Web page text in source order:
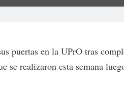
puertas en la UPrO tras
se realizaron esta semana